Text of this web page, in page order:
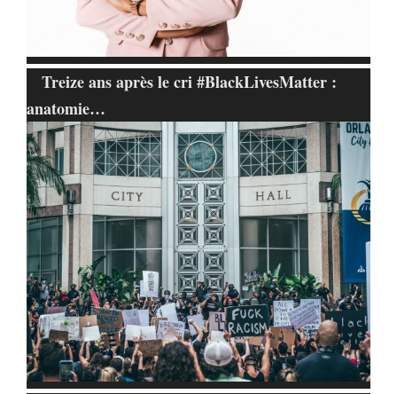
Treize ans après le cri #BlackLivesMatter :
anatomie…